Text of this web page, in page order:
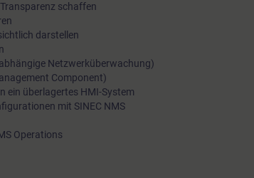
und das konfigurieren von mehreren Geräten
fehleranfällig sein. SINEC NMS ist ein
einer Vielzahl verschiedenster Geräte in
und zum Management des SCALANCE
Netzwerk Portfolios.
schaffen
darstellen
Netzwerküberwachung)
Component)
ein überlagertes HMI-System
mit SINEC NMS
Operations